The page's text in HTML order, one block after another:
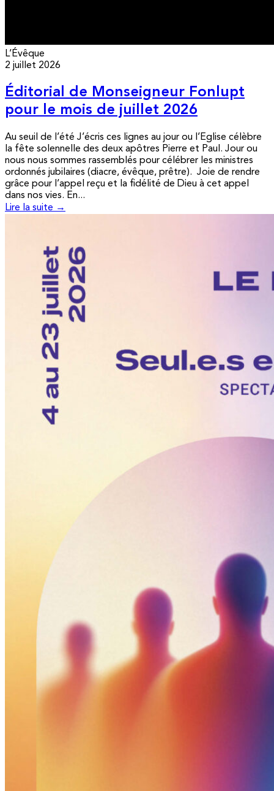
L’Évêque
2 juillet 2026
Éditorial de Monseigneur Fonlupt
pour le mois de juillet 2026
Au seuil de l’été J’écris ces lignes au jour ou l’Eglise célèbre
la fête solennelle des deux apôtres Pierre et Paul. Jour ou
nous nous sommes rassemblés pour célébrer les ministres
ordonnés jubilaires (diacre, évêque, prêtre). Joie de rendre
grâce pour l’appel reçu et la fidélité de Dieu à cet appel
dans nos vies. En...
Lire la suite →